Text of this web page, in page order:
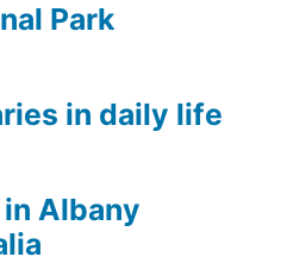
Park
in daily life
Albany